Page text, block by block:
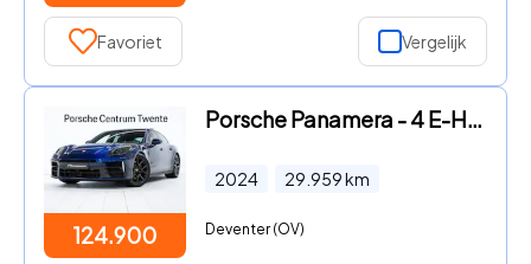
Favoriet Vergelijk
124.900
Porsche Panamera - 4 E-Hybrid
2024 29.959km
Deventer (OV)